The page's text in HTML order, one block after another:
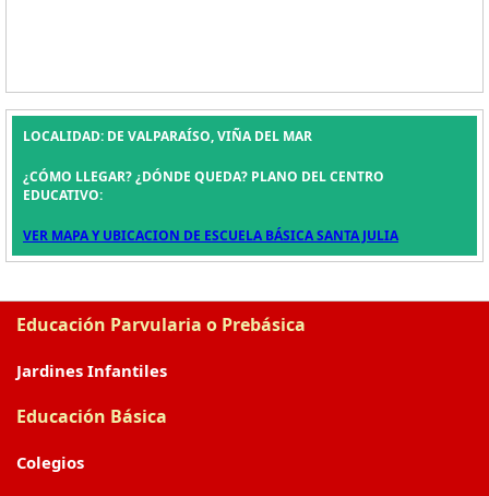
LOCALIDAD: DE VALPARAÍSO, VIÑA DEL MAR
¿CÓMO LLEGAR? ¿DÓNDE QUEDA? PLANO DEL CENTRO
EDUCATIVO:
VER MAPA Y UBICACION DE ESCUELA BÁSICA SANTA JULIA
Educación Parvularia o Prebásica
Jardines Infantiles
Educación Básica
Colegios